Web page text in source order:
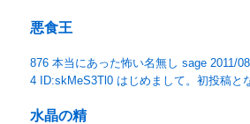
悪食王
876 本当にあった怖い名無し sage 2011/
4 ID:skMeS3Tl0 はじめまして。初投稿と
水晶の精